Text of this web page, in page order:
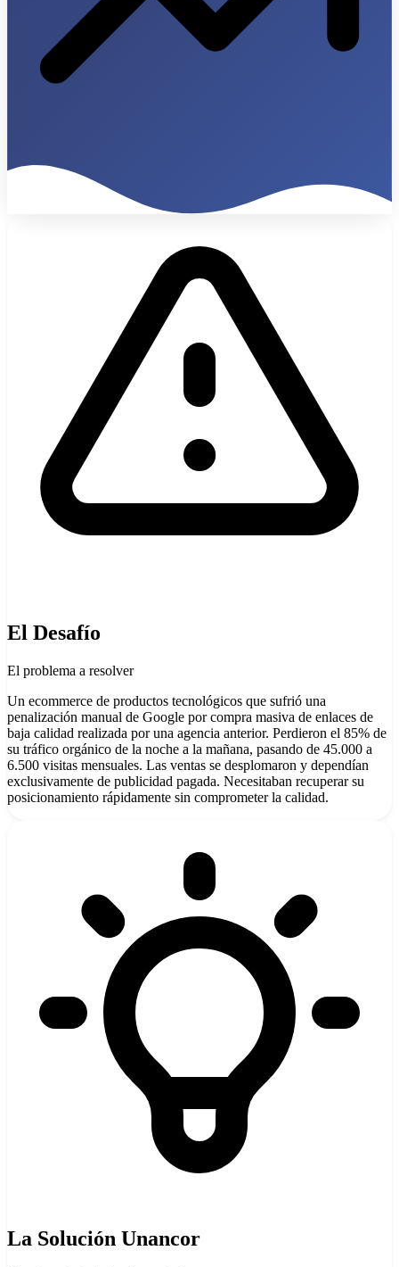
El Desafío
El problema a resolver
Un ecommerce de productos tecnológicos que sufrió una
penalización manual de Google por compra masiva de enlaces de
baja calidad realizada por una agencia anterior. Perdieron el 85% de
su tráfico orgánico de la noche a la mañana, pasando de 45.000 a
6.500 visitas mensuales. Las ventas se desplomaron y dependían
exclusivamente de publicidad pagada. Necesitaban recuperar su
posicionamiento rápidamente sin comprometer la calidad.
La Solución Unancor